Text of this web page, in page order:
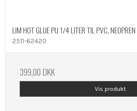
LIM HOT GLUE PU 1/4 LITER TIL PVC,
2511-62420
399,00 DKK
Vis produkt